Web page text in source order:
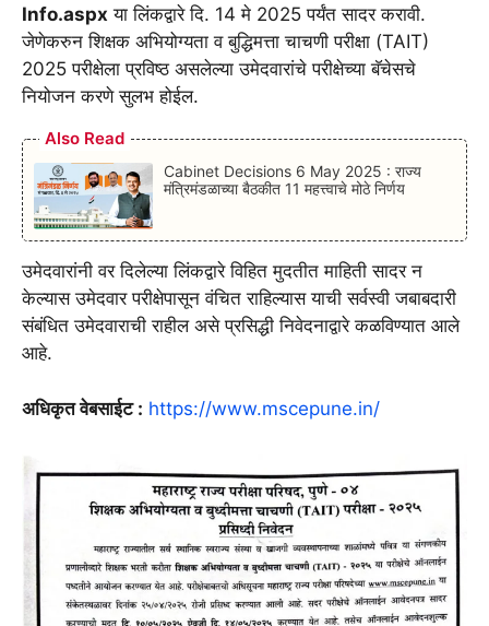
Info.aspx या लिंकद्वारे दि. 14 मे 2025 पर्यंत सादर करावी.
जेणेकरुन शिक्षक अभियोग्यता व बुद्धिमत्ता चाचणी परीक्षा (TAIT)
2025 परीक्षेला प्रविष्ठ असलेल्या उमेदवारांचे परीक्षेच्या बॅचेसचे
नियोजन करणे सुलभ होईल.
Also Read
Cabinet Decisions 6 May 2025 : राज्य
मंत्रिमंडळाच्या बैठकीत 11 महत्त्वाचे मोठे निर्णय
उमेदवारांनी वर दिलेल्या लिंकद्वारे विहित मुदतीत माहिती सादर न
केल्यास उमेदवार परीक्षेपासून वंचित राहिल्यास याची सर्वस्वी जबाबदारी
संबंधित उमेदवाराची राहील असे प्रसिद्धी निवेदनाद्वारे कळविण्यात आले
आहे.
अधिकृत वेबसाईट : https://www.mscepune.in/